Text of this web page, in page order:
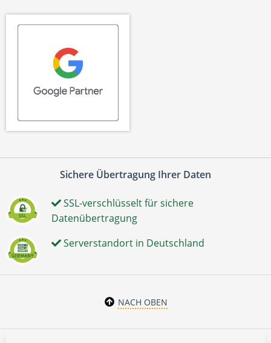
Sichere Übertragung Ihrer Daten
SSL-verschlüsselt für sichere
Datenübertragung
Serverstandort in Deutschland
NACH OBEN